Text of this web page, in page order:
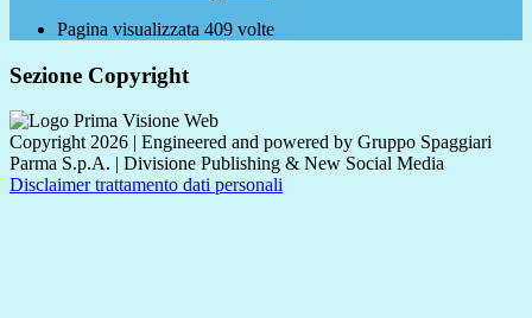
Pagina visualizzata 409 volte
Sezione Copyright
Copyright 2026 | Engineered and powered by Gruppo Spaggiari
Parma S.p.A. | Divisione Publishing & New Social Media
Disclaimer trattamento dati personali